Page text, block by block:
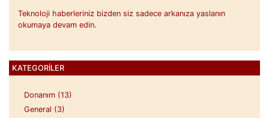
Teknoloji haberleriniz bizden siz sadece arkanıza yaslanın
okumaya devam edin.
KATEGORILER
Donanım (13)
General (3)